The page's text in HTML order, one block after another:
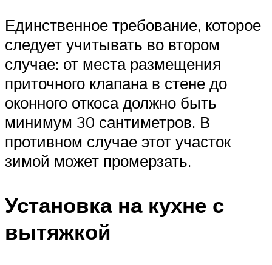
Единственное требование, которое
следует учитывать во втором
случае: от места размещения
приточного клапана в стене до
оконного откоса должно быть
минимум 30 сантиметров. В
противном случае этот участок
зимой может промерзать.
Установка на кухне с
вытяжкой